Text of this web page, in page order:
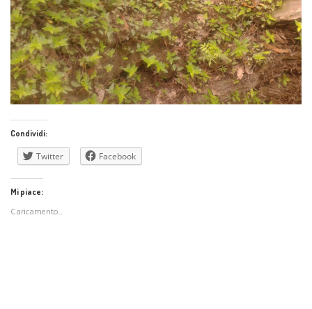
Condividi:
Twitter Facebook
Mi piace:
Caricamento...